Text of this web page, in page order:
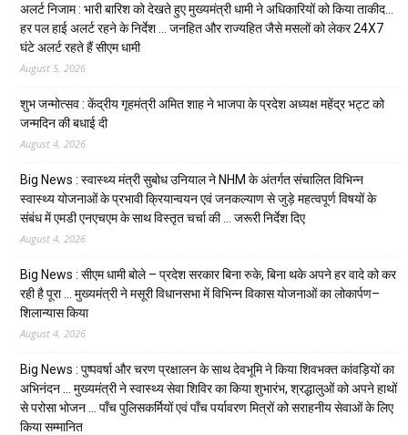
अलर्ट निजाम : भारी बारिश को देखते हुए मुख्यमंत्री धामी ने अधिकारियों को किया ताकीद…
हर पल हाई अलर्ट रहने के निर्देश … जनहित और राज्यहित जैसे मसलों को लेकर 24X7
घंटे अलर्ट रहते हैं सीएम धामी
August 5, 2026
शुभ जन्मोत्सव : केंद्रीय गृहमंत्री अमित शाह ने भाजपा के प्रदेश अध्यक्ष महेंद्र भट्ट को
जन्मदिन की बधाई दी
August 4, 2026
Big News : स्वास्थ्य मंत्री सुबोध उनियाल ने NHM के अंतर्गत संचालित विभिन्न
स्वास्थ्य योजनाओं के प्रभावी क्रियान्वयन एवं जनकल्याण से जुड़े महत्वपूर्ण विषयों के
संबंध में एमडी एनएचएम के साथ विस्तृत चर्चा की … जरूरी निर्देश दिए
August 4, 2026
Big News : सीएम धामी बोले – प्रदेश सरकार बिना रुके, बिना थके अपने हर वादे को कर
रही है पूरा … मुख्यमंत्री ने मसूरी विधानसभा में विभिन्न विकास योजनाओं का लोकार्पण–
शिलान्यास किया
August 4, 2026
Big News : पुष्पवर्षा और चरण प्रक्षालन के साथ देवभूमि ने किया शिवभक्त कांवड़ियों का
अभिनंदन … मुख्यमंत्री ने स्वास्थ्य सेवा शिविर का किया शुभारंभ, श्रद्धालुओं को अपने हाथों
से परोसा भोजन … पाँच पुलिसकर्मियों एवं पाँच पर्यावरण मित्रों को सराहनीय सेवाओं के लिए
किया सम्मानित